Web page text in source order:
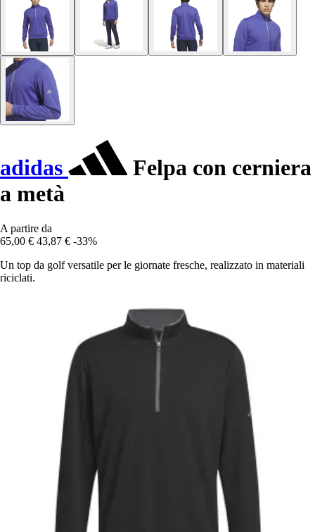
adidas
Felpa con cerniera
a metà
A partire da
65,00 € 43,87 € -33%
Un top da golf versatile per le giornate fresche, realizzato in materiali
riciclati.